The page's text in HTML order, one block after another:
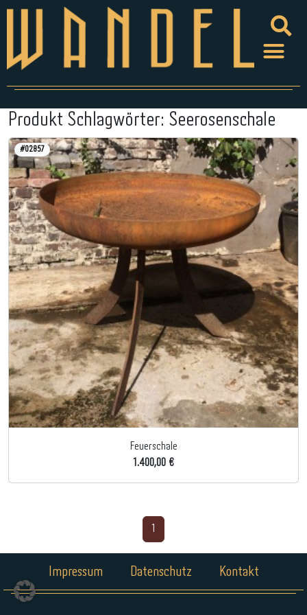
Produkt Schlagwörter: Seerosenschale
#02857
Feuerschale
1.400,00 €
Impressum Datenschutz Kontakt